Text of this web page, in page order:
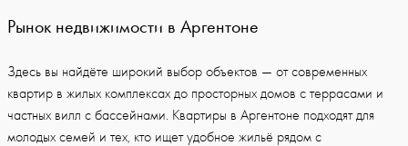
Рынок недвижимости в Аргентоне
Здесь вы найдёте широкий выбор объектов — от современных
квартир в жилых комплексах до просторных домов с террасами и
частных вилл с бассейнами. Квартиры в Аргентоне подходят для
молодых семей и тех, кто ищет удобное жильё рядом с